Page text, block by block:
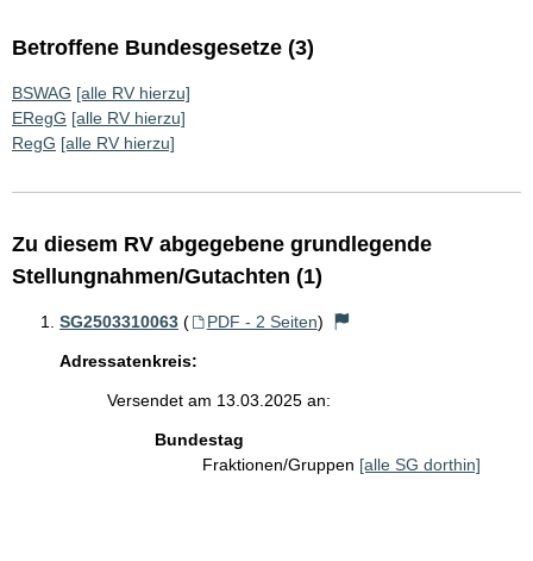
Betroffene Bundesgesetze (3)
BSWAG [alle RV hierzu]
ERegG [alle RV hierzu]
RegG [alle RV hierzu]
Zu diesem RV abgegebene grundlegende
Stellungnahmen/Gutachten (1)
SG2503310063 ( PDF - 2 Seiten)
Adressatenkreis:
Versendet am 13.03.2025 an:
Bundestag
Fraktionen/Gruppen [alle SG dorthin]